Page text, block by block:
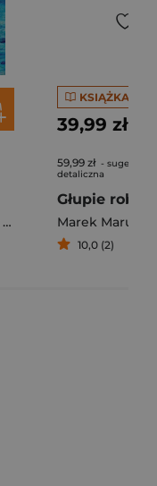
KSIĄŻKA
39,99 zł
59,99 zł -
detaliczna
Marek
10,0 (2)